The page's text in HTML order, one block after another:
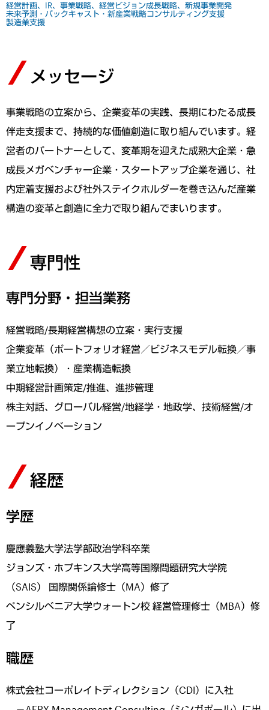
経営計画、IR、事業戦略、経営ビジョン成長戦略、新規事業開発
未来予測・バックキャスト・新産業戦略コンサルティング支援
製造業支援
メッセージ
事業戦略の立案から、企業変革の実践、長期にわたる成長
伴走支援まで、持続的な価値創造に取り組んでいます。経
営者のパートナーとして、変革期を迎えた成熟大企業・急
成長メガベンチャー企業・スタートアップ企業を通じ、社
内定着支援および社外ステイクホルダーを巻き込んだ産業
構造の変革と創造に全力で取り組んでまいります。
専門性
専門分野・担当業務
経営戦略/長期経営構想の立案・実行支援
企業変革（ポートフォリオ経営／ビジネスモデル転換／事
業立地転換）・産業構造転換
中期経営計画策定/推進、進捗管理
株主対話、グローバル経営/地経学・地政学、技術経営/オ
ープンイノベーション
経歴
学歴
慶應義塾大学法学部政治学科卒業
ジョンズ・ホプキンス大学高等国際問題研究大学院
（SAIS） 国際関係論修士（MA）修了
ペンシルベニア大学ウォートン校 経営管理修士（MBA）修
了
職歴
株式会社コーポレイトディレクション（CDI）に入社